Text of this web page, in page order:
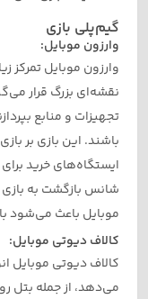
گیم‌پلی بازی
وارزون موبایل:
وارزون موبایل تمرکز
نقشه‌ای بزرگ قرار
تجهیزات و منابع بپردازند
باشند. این بازی بر بازی
ایستگاه‌های خرید برای
شانس بازگشت به بازی
موبایل باعث می‌شود
کالاف دیوتی موبایل:
کالاف دیوتی موبایل
می‌دهد، از جمله بتل